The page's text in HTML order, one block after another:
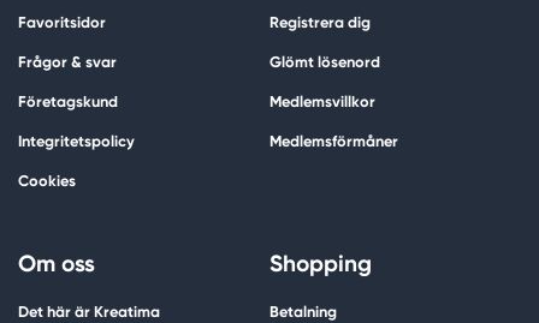
Favoritsidor
Frågor & svar
Företagskund
Integritetspolicy
Cookies
Registrera dig
Glömt lösenord
Medlemsvillkor
Medlemsförmåner
Om oss
Det här är Kreatima
Shopping
Betalning